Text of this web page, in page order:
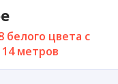
белого цвета с
метров